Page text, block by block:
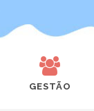
GESTÃO